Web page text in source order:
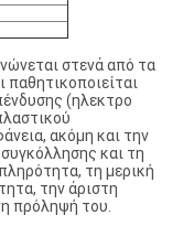
στενά από τα
(ηλεκτρο
ακόμη και την
και τη
τη μερική
την άριστη
πρόληψή του.